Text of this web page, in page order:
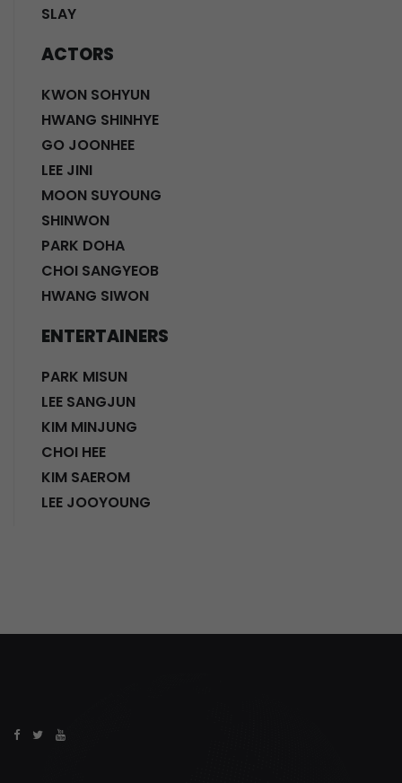
SLAY
ACTORS
KWON SOHYUN
HWANG SHINHYE
GO JOONHEE
LEE JINI
MOON SUYOUNG
SHINWON
PARK DOHA
CHOI SANGYEOB
HWANG SIWON
ENTERTAINERS
PARK MISUN
LEE SANGJUN
KIM MINJUNG
CHOI HEE
KIM SAEROM
LEE JOOYOUNG